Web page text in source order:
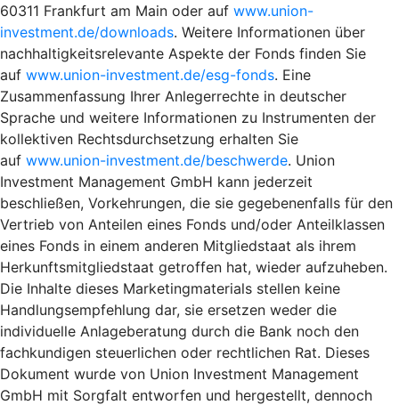
60311 Frankfurt am Main oder auf www.union-
investment.de/downloads. Weitere Informationen über
nachhaltigkeitsrelevante Aspekte der Fonds finden Sie
auf www.union-investment.de/esg-fonds. Eine
Zusammenfassung Ihrer Anlegerrechte in deutscher
Sprache und weitere Informationen zu Instrumenten der
kollektiven Rechtsdurchsetzung erhalten Sie
auf www.union-investment.de/beschwerde. Union
Investment Management GmbH kann jederzeit
beschließen, Vorkehrungen, die sie gegebenenfalls für den
Vertrieb von Anteilen eines Fonds und/oder Anteilklassen
eines Fonds in einem anderen Mitgliedstaat als ihrem
Herkunftsmitgliedstaat getroffen hat, wieder aufzuheben.
Die Inhalte dieses Marketingmaterials stellen keine
Handlungsempfehlung dar, sie ersetzen weder die
individuelle Anlageberatung durch die Bank noch den
fachkundigen steuerlichen oder rechtlichen Rat. Dieses
Dokument wurde von Union Investment Management
GmbH mit Sorgfalt entworfen und hergestellt, dennoch